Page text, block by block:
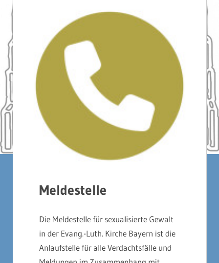
Meldestelle
Die Meldestelle für sexualisierte Gewalt
in der Evang.-Luth. Kirche Bayern ist die
Anlaufstelle für alle Verdachtsfälle und